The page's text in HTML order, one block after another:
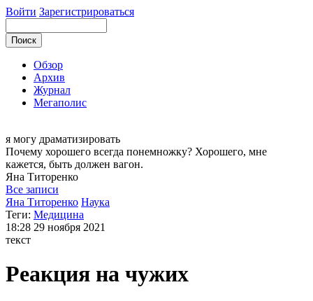
Войти Зарегистрироваться
Обзор
Архив
Журнал
Мегаполис
я могу драматизировать
Почему хорошего всегда понемножку? Хорошего, мне
кажется, быть должен вагон.
Яна Титоренко
Все записи
Яна Титоренко Наука
Теги: Медицина
18:28 29 ноября 2021
текст
Реакция на чужих